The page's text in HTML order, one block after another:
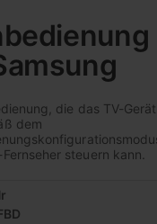
die das TV-
dem
steuern kann.